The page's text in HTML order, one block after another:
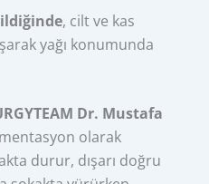
, cilt ve kas
yağı konumunda
Dr. Mustafa
olarak
durur, dışarı doğru